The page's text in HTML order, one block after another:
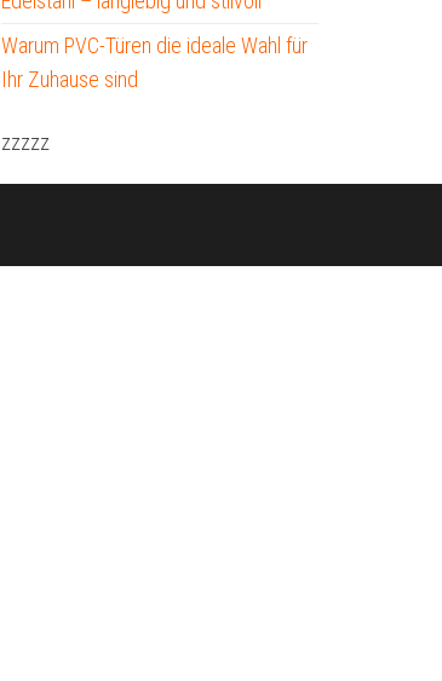
Warum PVC-Türen die ideale Wahl für
Ihr Zuhause sind
zzzzz